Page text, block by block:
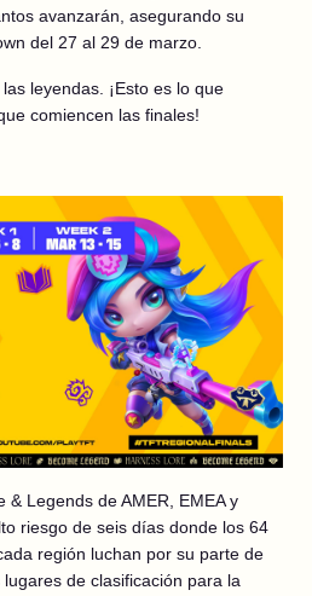
avanzarán, asegurando su
del 27 al 29 de marzo.
leyendas. ¡Esto es lo que
comiencen las finales!
& Legends de AMER, EMEA y
riesgo de seis días donde los 64
región luchan por su parte de
de clasificación para la